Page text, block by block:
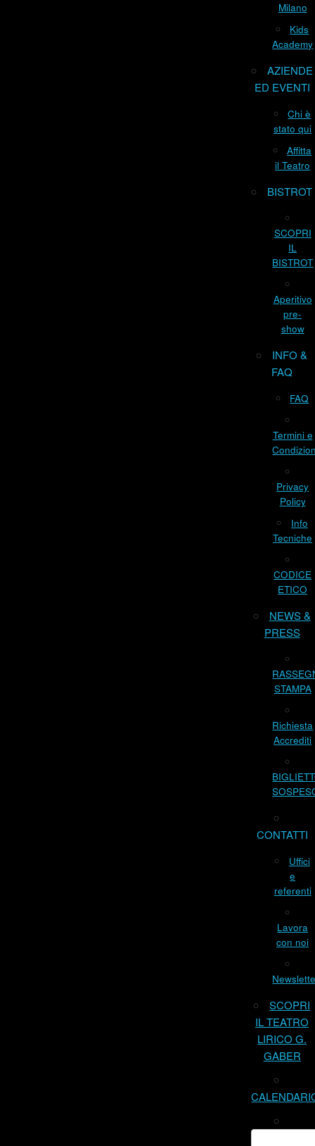
Milano
Kids
Academy
AZIENDE
ED EVENTI
Chi è
stato qui
Affitta
il Teatro
BISTROT
SCOPRI
IL
BISTROT
Aperitivo
pre-
show
INFO &
FAQ
FAQ
Termini e
Privacy
Policy
Info
Tecniche
CODICE
ETICO
NEWS &
PRESS
STAMPA
Richiesta
Accrediti
CONTATTI
Uffici
e
referenti
Lavora
con noi
SCOPRI
IL TEATRO
LIRICO G.
GABER